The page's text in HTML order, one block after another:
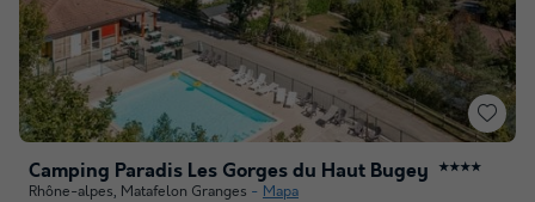
Camping Paradis Les Gorges du Haut Bugey ★★★★
Rhône-alpes, Matafelon Granges Mapa